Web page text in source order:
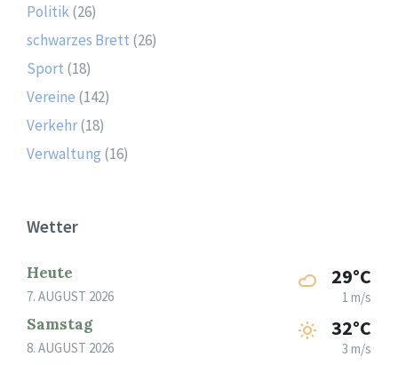
Politik(26)
schwarzes Brett (26)
Sport (18)
Vereine (142)
Verkehr(18)
Verwaltung (16)
Wetter
Heute
7. AUGUST 2026
29°C
1 m/s
Samstag
8. AUGUST 2026
32°C
3 m/s